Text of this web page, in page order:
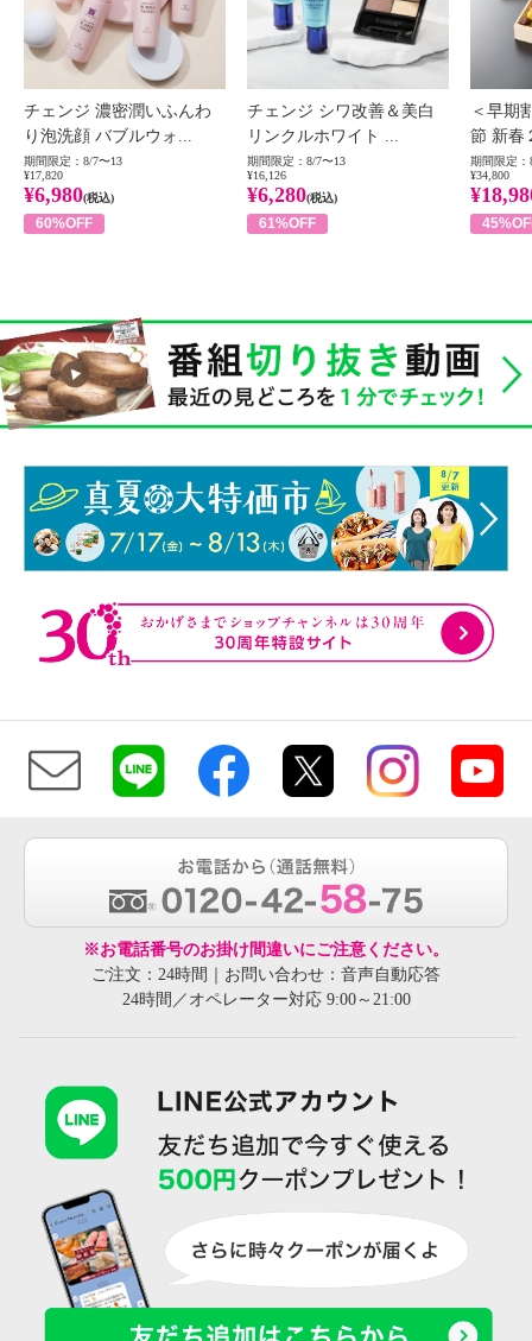
チェンジ 濃密潤いふんわ
り泡洗顔 バブルウォ...
期間限定：8/7〜13
¥17,820
¥6,980(税込)
60%OFF
チェンジ シワ改善＆美白
リンクルホワイト ...
期間限定：8/7〜13
¥16,126
¥6,280(税込)
61%OFF
＜早期
節 新春
期間限定：
¥34,800
※お電話番号のお掛け間違いにご注意ください。
ご注文：24時間｜お問い合わせ：音声自動応答
24時間／オペレーター対応 9:00～21:00